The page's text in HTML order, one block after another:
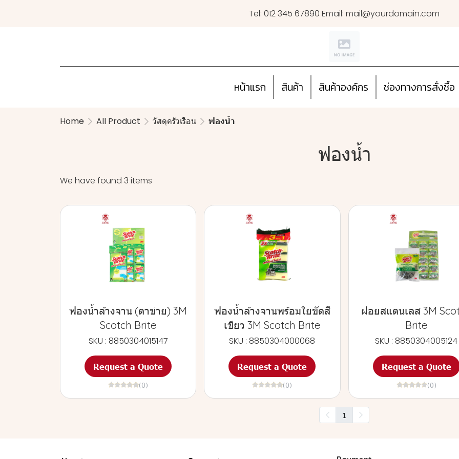
Tel: 012 345 67890 Email: mail@yourdomain.com
หน้าแรก สินค้า สินค้าองค์กร ช่องทางการสั่งซื้อ
Home All Product วัสดุครัวเรือน ฟองน้ำ
ฟองน้ำ
We have found 3 items
ฟองน้ำล้างจาน (ตาข่าย) 3M
Scotch Brite
SKU : 8850304015147
Request a Quote
(0)
ฟองน้ำล้างจานพร้อมใยขัดสี
เขียว 3M Scotch Brite
SKU : 8850304000068
Request a Quote
(0)
ฝอยสแตนเลส 3M
Brite
SKU : 8850304005124
Request a Quote
(0)
1